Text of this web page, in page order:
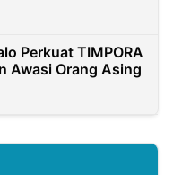
Perkuat TIMPORA
Awasi Orang Asing